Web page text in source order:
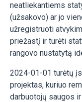
neatliekantiems
(užsakovo) ar jo
užregistruoti
priežastį ir turėti
rangovo nustatytą
2024-01-01 turėtų
projektas, kuriuo
darbuotojų saugos